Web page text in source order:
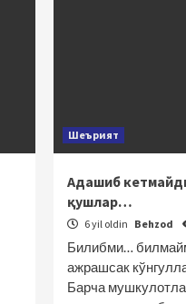
Шеърият
Адашиб
қушлар…
6 yil oldin Behzod
Билибми…
ажрашсак
Барча